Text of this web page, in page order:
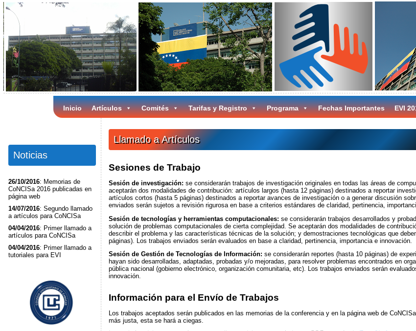
Inicio Artículos Comités Tarifas y Registro Programa Fechas Importantes EVI
Noticias
26/10/2016: Memorias de
CoNCISa 2016 publicadas en
página web
14/07/2016: Segundo llamado
a artículos para CoNCISa
04/04/2016: Primer llamado a
artículos para CoNCISa
04/04/2016: Primer llamado a
tutoriales para EVI
Llamado a Artículos
Sesiones de Trabajo
Sesión de investigación: se considerarán trabajos de investigación originales en todas las áreas de
aceptarán dos modalidades de contribución: artículos largos (hasta 12 páginas) destinados a reportar
artículos cortos (hasta 5 páginas) destinados a reportar avances de investigación o a generar discusión
enviados serán sujetos a revisión rigurosa en base a criterios estándares de claridad, pertinencia,
Sesión de tecnologías y herramientas computacionales: se considerarán trabajos desarrollados y
solución de problemas computacionales de cierta complejidad. Se aceptarán dos modalidades de
describir el problema y las características técnicas de la solución; y demostraciones tecnológicas que
páginas). Los trabajos enviados serán evaluados en base a claridad, pertinencia, importancia e innovación.
Sesión de Gestión de Tecnologías de Información: se considerarán reportes (hasta 10 páginas) de
hayan sido desarrolladas, adaptadas, probadas y/o mejoradas, para resolver problemas encontrados en
pública nacional (gobierno electrónico, organización comunitaria, etc). Los trabajos enviados serán
innovación.
Información para el Envío de Trabajos
Los trabajos aceptados serán publicados en las memorias de la conferencia y en la página web de
más justa, esta se hará a ciegas.